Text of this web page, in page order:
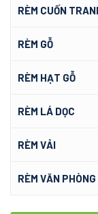
RÈM CUỐN
RÈM GỖ
RÈM HẠT GỖ
RÈM LÁ DỌC
RÈM VẢI
RÈM VĂN PHÒNG